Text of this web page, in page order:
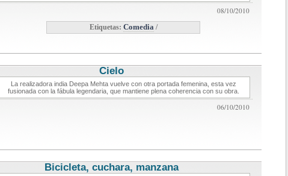
08/10/2010
Etiquetas: Comedia/
Cielocritica de cine
La realizadora india Deepa Mehta vuelve con otra portada femenina, esta vez
fusionada con la fábula legendaria, que mantiene plena coherencia con su obra.
06/10/2010
Bicicleta, cuchara, manzanacritica de cine